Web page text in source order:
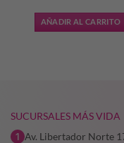
original
era:
AÑADIR AL CARRITO
SUCURSALES MÁS VIDA
Av. Libertador Norte